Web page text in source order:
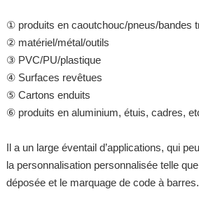
① produits en caoutchouc/pneus/bandes
② matériel/métal/outils
③ PVC/PU/plastique
④ Surfaces revêtues
⑤ Cartons enduits
⑥ produits en aluminium, étuis, cadres,
Il a un large éventail d’applications, qui
la personnalisation personnalisée telle
déposée et le marquage de code à barres.